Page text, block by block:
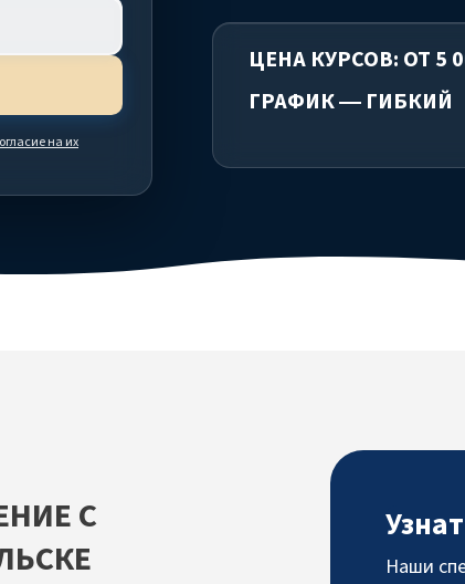
на их
ЦЕНА КУРСОВ: ОТ 5
ГРАФИК — ГИБКИЙ
С
Наши